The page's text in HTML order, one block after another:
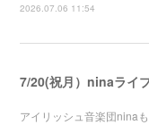
2026.07.06 11:54
7/20(祝月）ninaライ
アイリッシュ音楽団nina